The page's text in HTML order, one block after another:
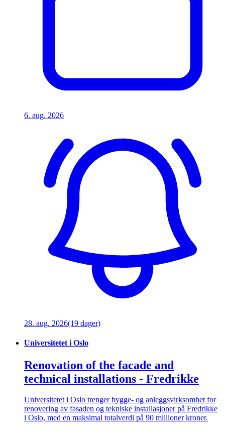
6. aug. 2026
28. aug. 2026(19 dager)
Universitetet i Oslo
Renovation of the facade and
technical installations - Fredrikke
Universitetet i Oslo trenger bygge- og anleggsvirksomhet for
renovering av fasaden og tekniske installasjoner på Fredrikke
i Oslo, med en maksimal totalverdi på 90 millioner kroner.